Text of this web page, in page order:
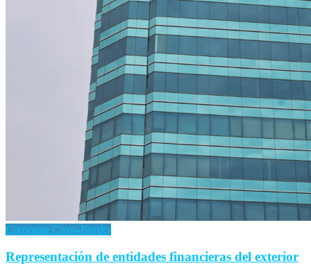
Corporate Cross-Border
Representación de entidades financieras del exterior